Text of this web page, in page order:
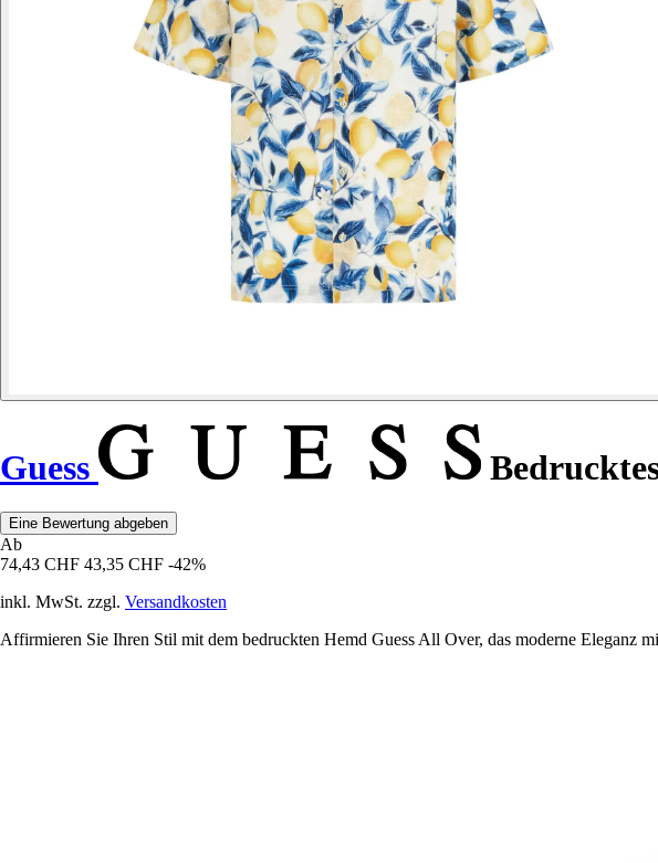
Guess
Eine Bewertung abgeben
Ab
74,43 CHF 43,35 CHF -42%
inkl. MwSt. zzgl. Versandkosten
Affirmieren Sie Ihren Stil mit dem bedruckten Hemd Guess All Over, das moderne Eleganz